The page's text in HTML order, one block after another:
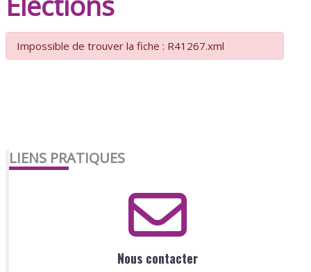
Impossible de trouver la fiche : R41267.xml
LIENS PRATIQUES
Nous contacter